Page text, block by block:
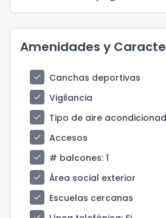
Amenidades y
check
Canchas deportivas
check
Vigilancia
check
Tipo de aire
check
Accesos
check
# balcones: 1
check
Área social exterior
check
Escuelas cercanas